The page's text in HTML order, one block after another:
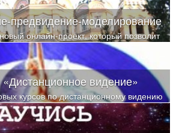
предвидение-моделирование
онлайн-проект, который позволит
вьюингом (прогнозированием-
моделированием событий)
видение»
курсов по дистанционному видению